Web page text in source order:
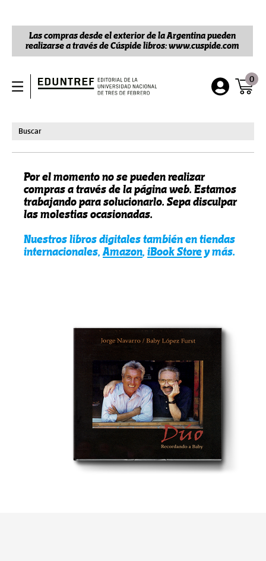
Las compras desde el exterior de la Argentina pueden
realizarse a través de Cúspide libros: www.cuspide.com
0
Por el momento no se pueden realizar
compras a través de la página web. Estamos
trabajando para solucionarlo. Sepa disculpar
las molestias ocasionadas.
Nuestros libros digitales también en tiendas
internacionales, Amazon, iBook Storey más.